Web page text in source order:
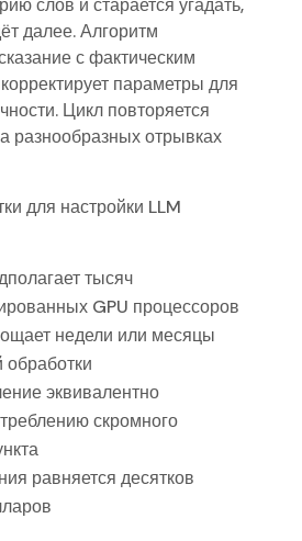
слов и старается угадать,
далее. Алгоритм
с фактическим
параметры для
Цикл повторяется
разнообразных отрывках
для настройки LLM
тысяч
GPU процессоров
недели или месяцы
обработки
эквивалентно
скромного
равняется десятков